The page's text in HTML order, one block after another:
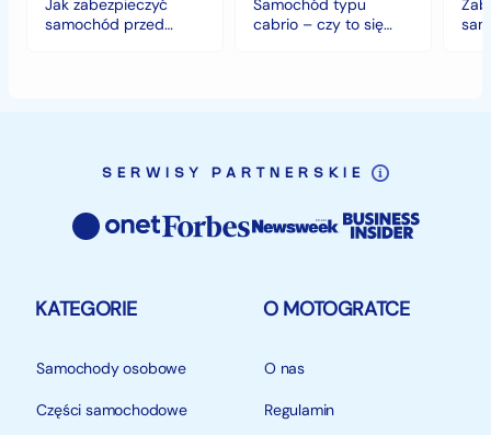
Jak zabezpieczyć
samochód przed
klimacie?
Samochód typu
cabrio – czy to się
SERWISY PARTNERSKIE
KATEGORIE
Samochody osobowe
Części samochodowe
O MOTOGRATCE
O nas
Regulamin